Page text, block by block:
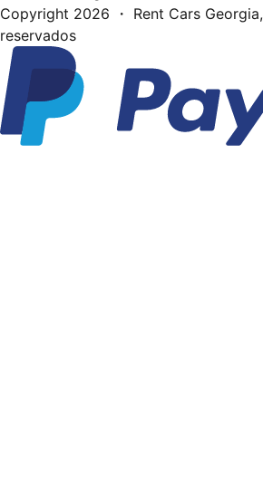
Copyright 2026 ・ Rent Cars Georgia,
reservados